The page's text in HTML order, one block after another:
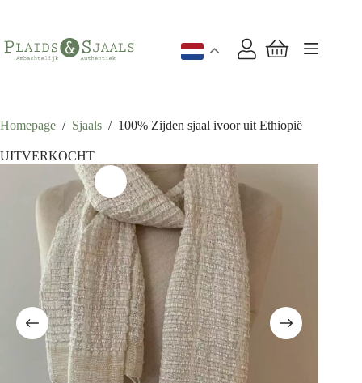
inhoud
Winkelwagen
Homepage / Sjaals / 100% Zijden sjaal ivoor uit Ethiopië
UITVERKOCHT